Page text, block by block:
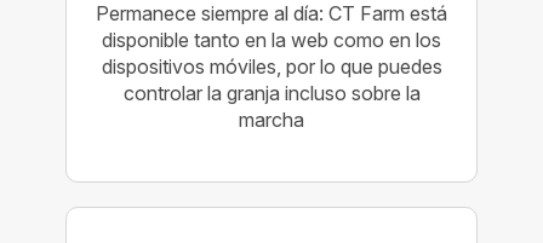
Permanece siempre al día: CT Farm está
disponible tanto en la web como en los
dispositivos móviles, por lo que puedes
controlar la granja incluso sobre la
marcha